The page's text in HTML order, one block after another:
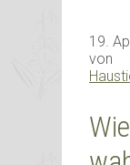
19.
von
Wie